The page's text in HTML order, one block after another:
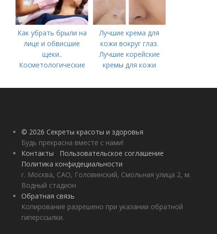
Как убрать брыли на
лице и обвисшие
щеки..
Косметологические
Лучшие крема для
кожи вокруг глаз.
Лучшие корейские
кремы для кожи
году
© 2026 Секреты красоты и здоровья
Будь прекрасна вместе с нами!
Контакты
Пользовательское соглашение
Политика конфидециальности
г. Москва, САО, Головинский, Смольная улица 2, м.
Водный стадион
Обратная связь
Копирование разрешено при указании обратной
гиперссылки.